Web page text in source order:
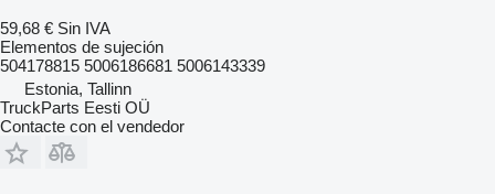
59,68 € Sin IVA
Elementos de sujeción
504178815 5006186681 5006143339
Estonia, Tallinn
TruckParts Eesti OÜ
Contacte con el vendedor